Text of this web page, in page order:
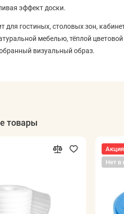
эффект доски.
для гостиных, столовых зон,
мебелью, тёплой
визуальный образ.
товары
Акция
Нет в